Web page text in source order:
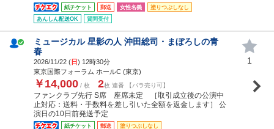
紙チケット 郵送 女性名義
塗りつぶしなし
あんしん配送OK
質問受付
ミュージカル 星影の人 沖田総司・まぼろしの青
春
2026/11/22 (日) 12時30分
東京国際フォーラム ホールC (東京)
￥14,000 / 枚 2枚 連番 【バラ売り可】
ファンクラブ先行 S席 座席未定 ［取引成立後の公演中
止対応：送料・手数料を差し引いた全額を返金します］ 公
演日の10日前発送予定
紙チケット 郵送 塗りつぶしなし
1